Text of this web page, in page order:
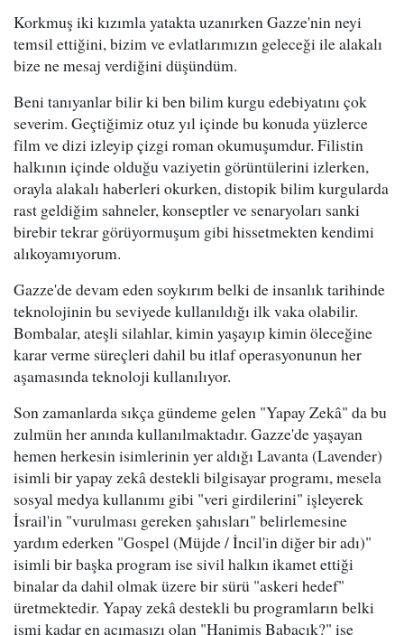
Korkmuş iki kızımla yatakta uzanırken Gazze'nin neyi
temsil ettiğini, bizim ve evlatlarımızın geleceği ile alakalı
bize ne mesaj verdiğini düşündüm.
Beni tanıyanlar bilir ki ben bilim kurgu edebiyatını çok
severim. Geçtiğimiz otuz yıl içinde bu konuda yüzlerce
film ve dizi izleyip çizgi roman okumuşumdur. Filistin
halkının içinde olduğu vaziyetin görüntülerini izlerken,
orayla alakalı haberleri okurken, distopik bilim kurgularda
rast geldiğim sahneler, konseptler ve senaryoları sanki
birebir tekrar görüyormuşum gibi hissetmekten kendimi
alıkoyamıyorum.
Gazze'de devam eden soykırım belki de insanlık tarihinde
teknolojinin bu seviyede kullanıldığı ilk vaka olabilir.
Bombalar, ateşli silahlar, kimin yaşayıp kimin öleceğine
karar verme süreçleri dahil bu itlaf operasyonunun her
aşamasında teknoloji kullanılıyor.
Son zamanlarda sıkça gündeme gelen "Yapay Zekâ" da bu
zulmün her anında kullanılmaktadır. Gazze'de yaşayan
hemen herkesin isimlerinin yer aldığı Lavanta (Lavender)
isimli bir yapay zekâ destekli bilgisayar programı, mesela
sosyal medya kullanımı gibi "veri girdilerini" işleyerek
İsrail'in "vurulması gereken şahısları" belirlemesine
yardım ederken "Gospel (Müjde / İncil'in diğer bir adı)"
isimli bir başka program ise sivil halkın ikamet ettiği
binalar da dahil olmak üzere bir sürü "askeri hedef"
üretmektedir. Yapay zekâ destekli bu programların belki
ismi kadar en acımasızı olan "Hanimiş Babacık?" ise